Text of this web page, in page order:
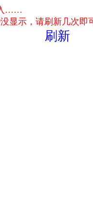
……
显示，请刷新几次即
刷新